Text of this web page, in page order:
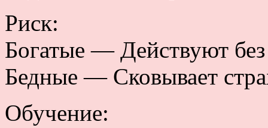
Риск:
Богатые — Действуют
Бедные — Сковывает
Обучение: